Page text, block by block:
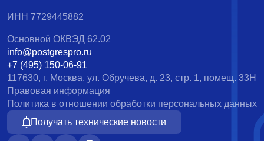
ИНН 7729445882
Основной ОКВЭД 62.02
info@postgrespro.ru
+7 (495) 150-06-91
117630, г. Москва, ул. Обручева, д. 23, стр. 1, помещ. 33Н
Правовая информация
Политика в отношении обработки персональных данных
Получать технические новости